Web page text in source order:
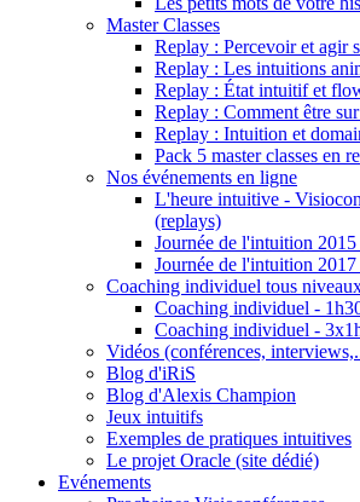
Master Classes
Replay : Percevoir et agir
Replay : Les intuitions
Replay : État intuitif et
Replay : Comment être
Replay : Intuition et
Pack 5 master classes en
Nos événements en ligne
L'heure intuitive -
(replays)
Journée de l'intuition
Journée de l'intuition
Coaching individuel tous
Coaching individuel -
Coaching individuel -
Vidéos (conférences,
Blog d'iRiS
Blog d'Alexis Champion
Jeux intuitifs
Exemples de pratiques intuitives
Le projet Oracle (site dédié)
Evénements